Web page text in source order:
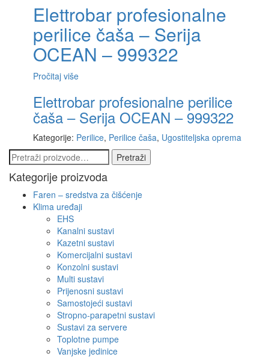
Elettrobar profesionalne
perilice čaša – Serija
OCEAN – 999322
Pročitaj više
Elettrobar profesionalne perilice
čaša – Serija OCEAN – 999322
Kategorije: Perilice, Perilice čaša, Ugostiteljska oprema
Pretraži:
Pretraži
Kategorije proizvoda
Faren – sredstva za čišćenje
Klima uređaji
EHS
Kanalni sustavi
Kazetni sustavi
Komercijalni sustavi
Konzolni sustavi
Multi sustavi
Prijenosni sustavi
Samostojeći sustavi
Stropno-parapetni sustavi
Sustavi za servere
Toplotne pumpe
Vanjske jedinice